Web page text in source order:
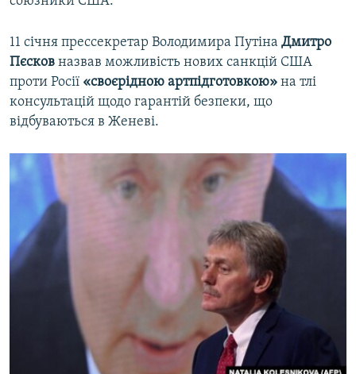
11 січня прессекретар Володимира Путіна Дмитро
Пєсков назвав можливість нових санкцій США
проти Росії «своєрідною артпідготовкою» на тлі
консультацій щодо гарантій безпеки, що
відбуваються в Женеві.